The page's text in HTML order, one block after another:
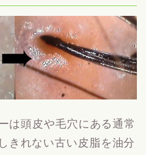
は頭皮や毛穴にある通常
きれない古い皮脂を油分